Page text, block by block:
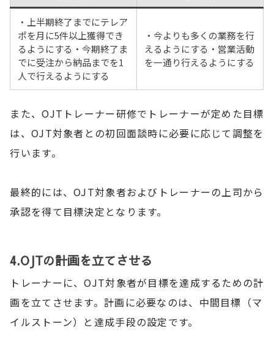
・上半期終了までにテレア
ポを月に5件以上獲得でき
るようにする・今期終了ま
でに受注から納品までを1
人で行えるようにする
・今よりも多くの業務を行
えるようにする・営業活動
を一通り行えるようにする
また、OJTトレーナー研修でトレーナーが定めた目標
は、OJT対象者との初回面談時に必要に応じて調整を
行います。
最終的には、OJT対象者およびトレーナーの上司から
承認を得て目標決定となります。
4.OJTの計画を立てさせる
トレーナーに、OJT対象者が目標を達成するための計
画を立てさせます。計画に必要なのは、中間目標（マ
イルストーン）と達成手段の設定です。